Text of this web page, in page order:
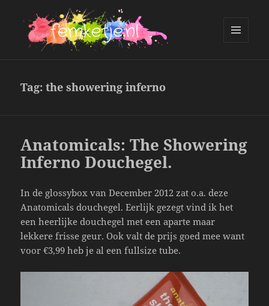
Tag:the showering inferno
Anatomicals: The Showering
Inferno Douchegel.
In de glossybox van December 2012 zat o.a. deze
Anatomicals douchegel. Eerlijk gezegt vind ik het
een heerlijke douchegel met een aparte maar
lekkere frisse geur. Ook valt de prijs goed mee want
voor €3,99 heb je al een fullsize tube.